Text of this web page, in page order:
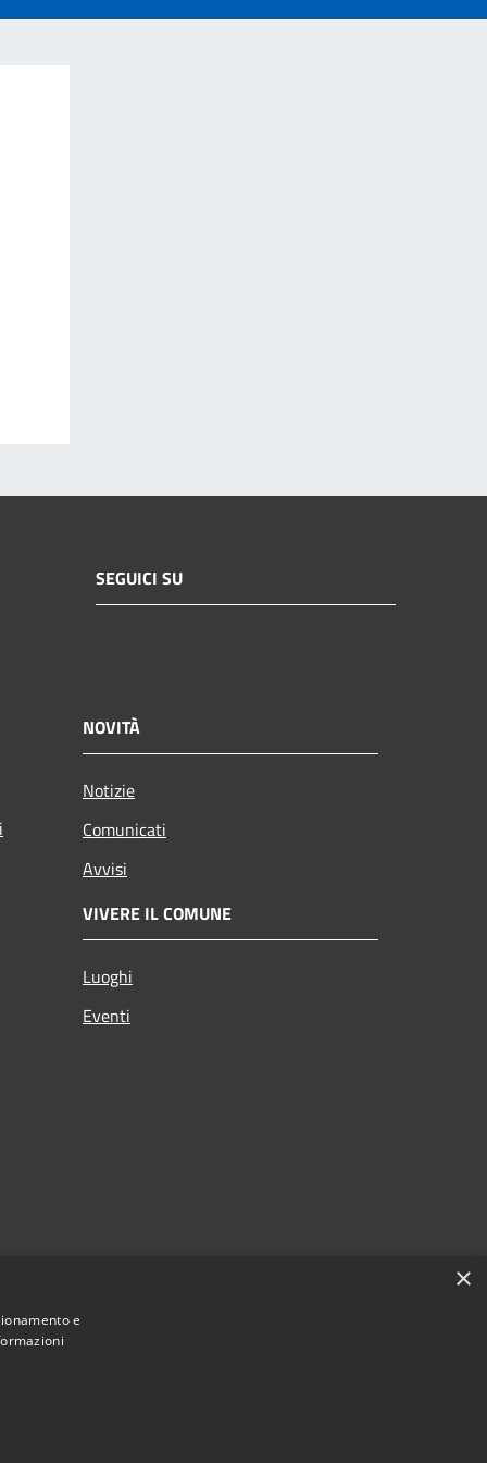
SEGUICI SU
NOVITÀ
Notizie
Comunicati
Avvisi
VIVERE IL COMUNE
Luoghi
Eventi
×
e